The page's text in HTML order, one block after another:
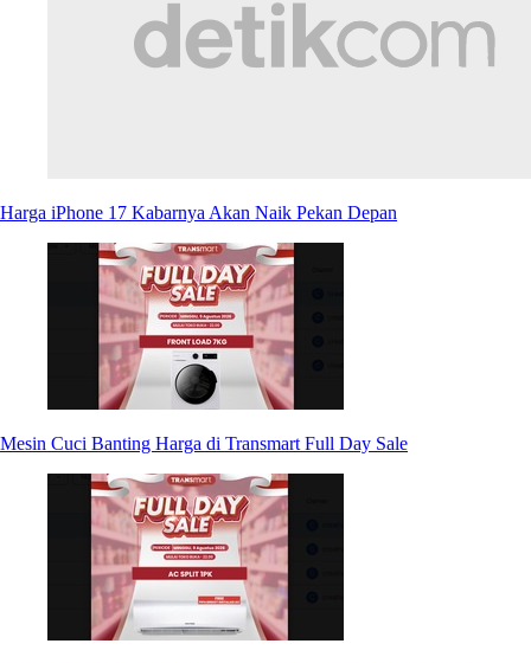
Harga iPhone 17 Kabarnya Akan Naik Pekan Depan
Mesin Cuci Banting Harga di Transmart Full Day Sale